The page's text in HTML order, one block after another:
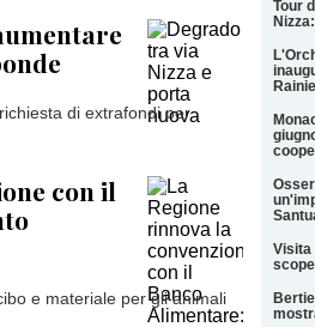
Tour
Visita
di extrafondi per
con il
e materiale per gli animali